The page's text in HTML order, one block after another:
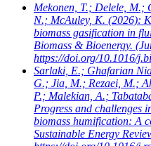
Mekonen, T.; Delele, M.;
N.; McAuley, K. (2026):
biomass gasification in
Biomass & Bioenergy.
https://doi.org/10.1016/
Sarlaki, E.; Ghafarian
G.; Jia, M.; Rezaei, M.;
P.; Malekian, A.;
Progress and challenges
biomass humification: A
Sustainable Energy